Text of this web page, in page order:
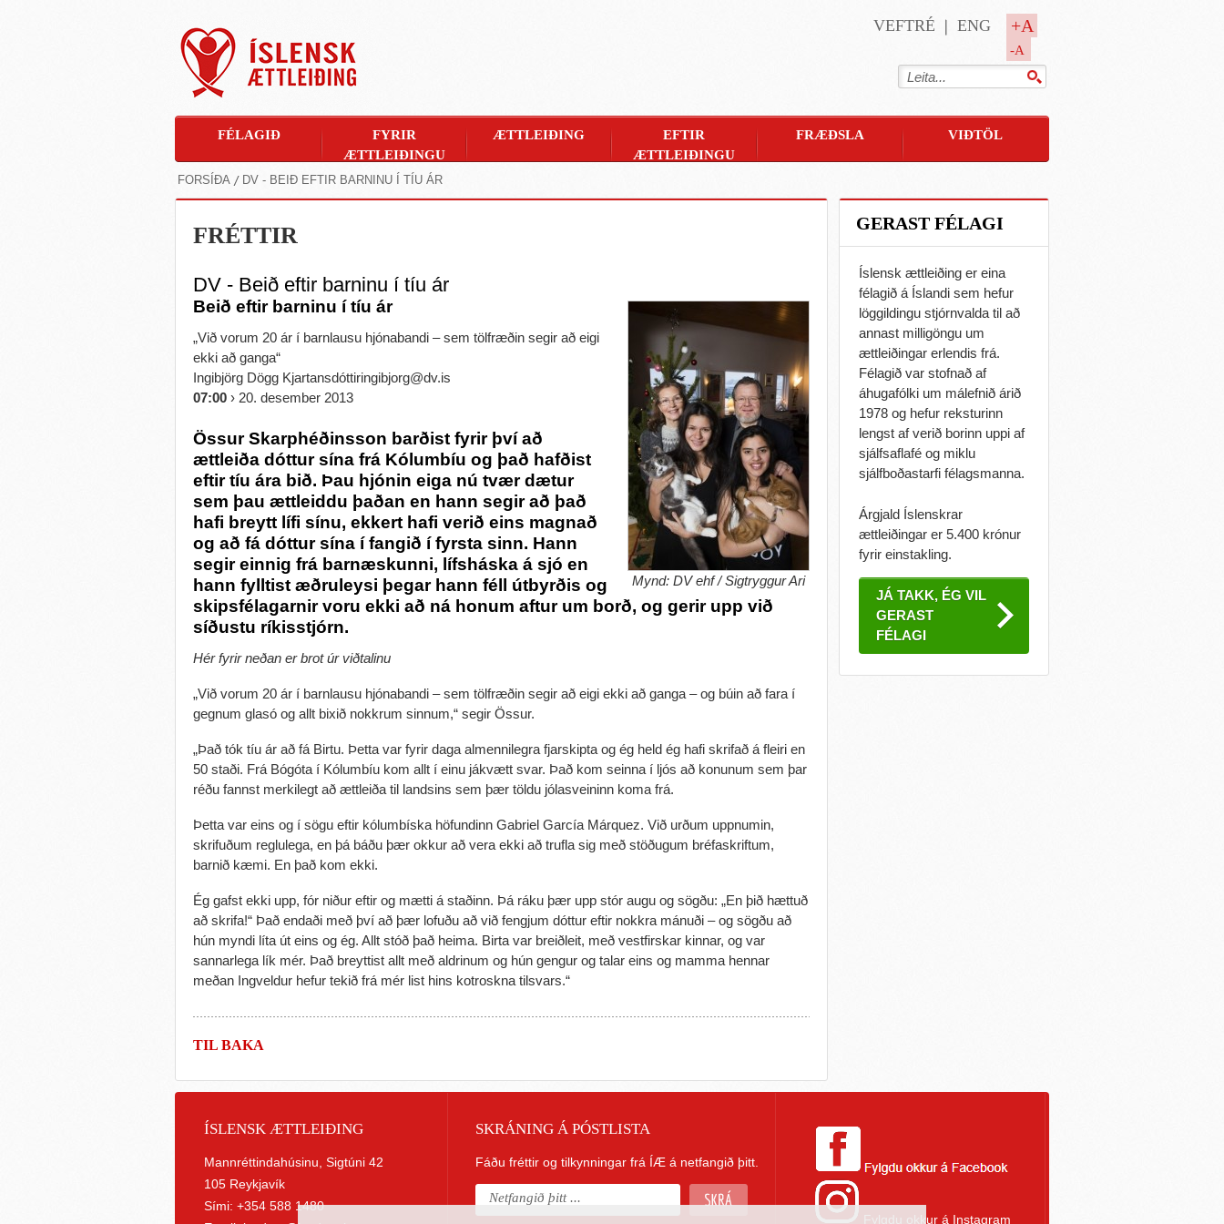
FORSÍÐA DV - BEIÐ EFTIR BARNINU Í TÍU ÁR
FRÉTTIR
DV - Beið eftir barninu í tíu ár
Mynd: DV ehf / Sigtryggur Ari
Beið eftir barninu í tíu ár
„Við vorum 20 ár í barnlausu hjónabandi – sem tölfræðin segir að eigi
ekki að ganga“
Ingibjörg Dögg Kjartansdóttiringibjorg@dv.is
07:00 › 20. desember 2013
Össur Skarphéðinsson barðist fyrir því að
ættleiða dóttur sína frá Kólumbíu og það hafðist
eftir tíu ára bið. Þau hjónin eiga nú tvær dætur
sem þau ættleiddu þaðan en hann segir að það
hafi breytt lífi sínu, ekkert hafi verið eins magnað
og að fá dóttur sína í fangið í fyrsta sinn. Hann
segir einnig frá barnæskunni, lífsháska á sjó en
hann fylltist æðruleysi þegar hann féll útbyrðis og
skipsfélagarnir voru ekki að ná honum aftur um borð, og gerir upp við
síðustu ríkisstjórn.
Hér fyrir neðan er brot úr viðtalinu
„Við vorum 20 ár í barnlausu hjónabandi – sem tölfræðin segir að eigi ekki að ganga – og búin að fara í
gegnum glasó og allt bixið nokkrum sinnum,“ segir Össur.
„Það tók tíu ár að fá Birtu. Þetta var fyrir daga almennilegra fjarskipta og ég held ég hafi skrifað á fleiri en
50 staði. Frá Bógóta í Kólumbíu kom allt í einu jákvætt svar. Það kom seinna í ljós að konunum sem þar
réðu fannst merkilegt að ættleiða til landsins sem þær töldu jólasveininn koma frá.
Þetta var eins og í sögu eftir kólumbíska höfundinn Gabriel García Márquez. Við urðum uppnumin,
skrifuðum reglulega, en þá báðu þær okkur að vera ekki að trufla sig með stöðugum bréfaskriftum,
barnið kæmi. En það kom ekki.
Ég gafst ekki upp, fór niður eftir og mætti á staðinn. Þá ráku þær upp stór augu og sögðu: „En þið hættuð
að skrifa!“ Það endaði með því að þær lofuðu að við fengjum dóttur eftir nokkra mánuði – og sögðu að
hún myndi líta út eins og ég. Allt stóð það heima. Birta var breiðleit, með vestfirskar kinnar, og var
sannarlega lík mér. Það breyttist allt með aldrinum og hún gengur og talar eins og mamma hennar
meðan Ingveldur hefur tekið frá mér list hins kotroskna tilsvars.“
TIL BAKA
FÉLAGIÐ
FYRIR
ÆTTLEIÐINGU
ÆTTLEIÐING
EFTIR
ÆTTLEIÐINGU
FRÆÐSLA VIÐTÖL
GERAST FÉLAGI
Íslensk ættleiðing er eina
félagið á Íslandi sem hefur
löggildingu stjórnvalda til að
annast milligöngu um
ættleiðingar erlendis frá.
Félagið var stofnað af
áhugafólki um málefnið árið
1978 og hefur reksturinn
lengst af verið borinn uppi af
sjálfsaflafé og miklu
sjálfboðastarfi félagsmanna.
Árgjald Íslenskrar
ættleiðingar er 5.400 krónur
fyrir einstakling.
JÁ TAKK, ÉG VIL
GERAST
FÉLAGI
ÍSLENSK ÆTTLEIÐING
Mannréttindahúsinu, Sigtúni 42
105 Reykjavík
Sími: +354 588 1480
SKRÁNING Á PÓSTLISTA
Fáðu fréttir og tilkynningar frá ÍÆ á netfangið þitt.
Fylgdu okkur á Instagram
+A
-A
VEFTRÉ ENG